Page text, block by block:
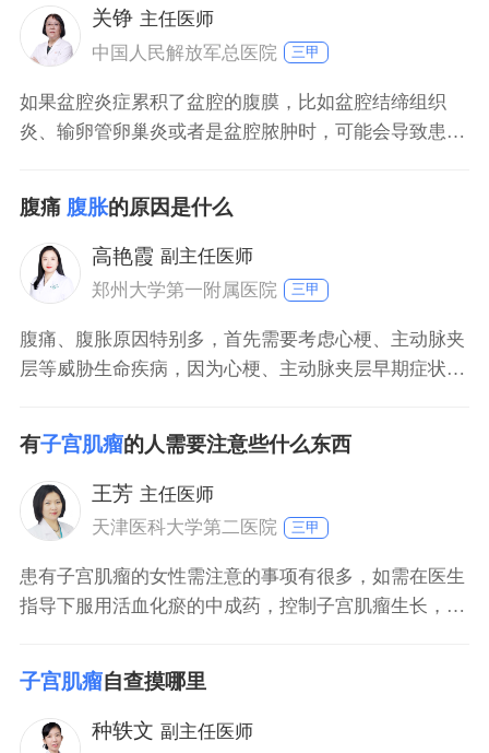
也会受到影响。有时候肠蠕动，术后暂时没有那么规
律，肠蠕动有可能减慢，这个时候肠内容物就积存在肠
道里，患
关铮 主任医师
中国人民解放军总医院
三甲
如果盆腔炎症累积了盆腔的腹膜，比如盆腔结缔组织
炎、输卵管卵巢炎或者是盆腔脓肿时，可能会导致患者
气，这时患者会感觉到腹胀，甚至会出现腹泻、便秘、
里急后重感等不适症状。
腹痛 腹胀的原因是什么
高艳霞 副主任医师
郑州大学第一附属医院
三甲
腹痛、腹胀原因特别多，首先需要考虑心梗、主动脉夹
层等威胁生命疾病，因为心梗、主动脉夹层早期症状表
如果排除威胁生命疾病，其次需要考虑是否有肠道本身
病变，也有可能是不合理饮食，进食生冷、容易腹胀食
物，还有可能是因为长期便秘引起，比如结肠冗长症属
于先天性肠子较长，患者容易出现习惯性便秘，长时间
便秘
有子宫肌瘤的人需要注意些什么东西
王芳 主任医师
天津医科大学第二医院
三甲
患有子宫肌瘤的女性需注意的事项有很多，如需在医生
指导下服用活血化瘀的中成药，控制子宫肌瘤生长，定
建议手术。在日常生活中，注意减少吃辛辣食物和发
物，不要吃含有激素成分的食物和药物，多吃蔬菜和水
果。
子宫肌瘤自查摸哪里
种轶文 副主任医师